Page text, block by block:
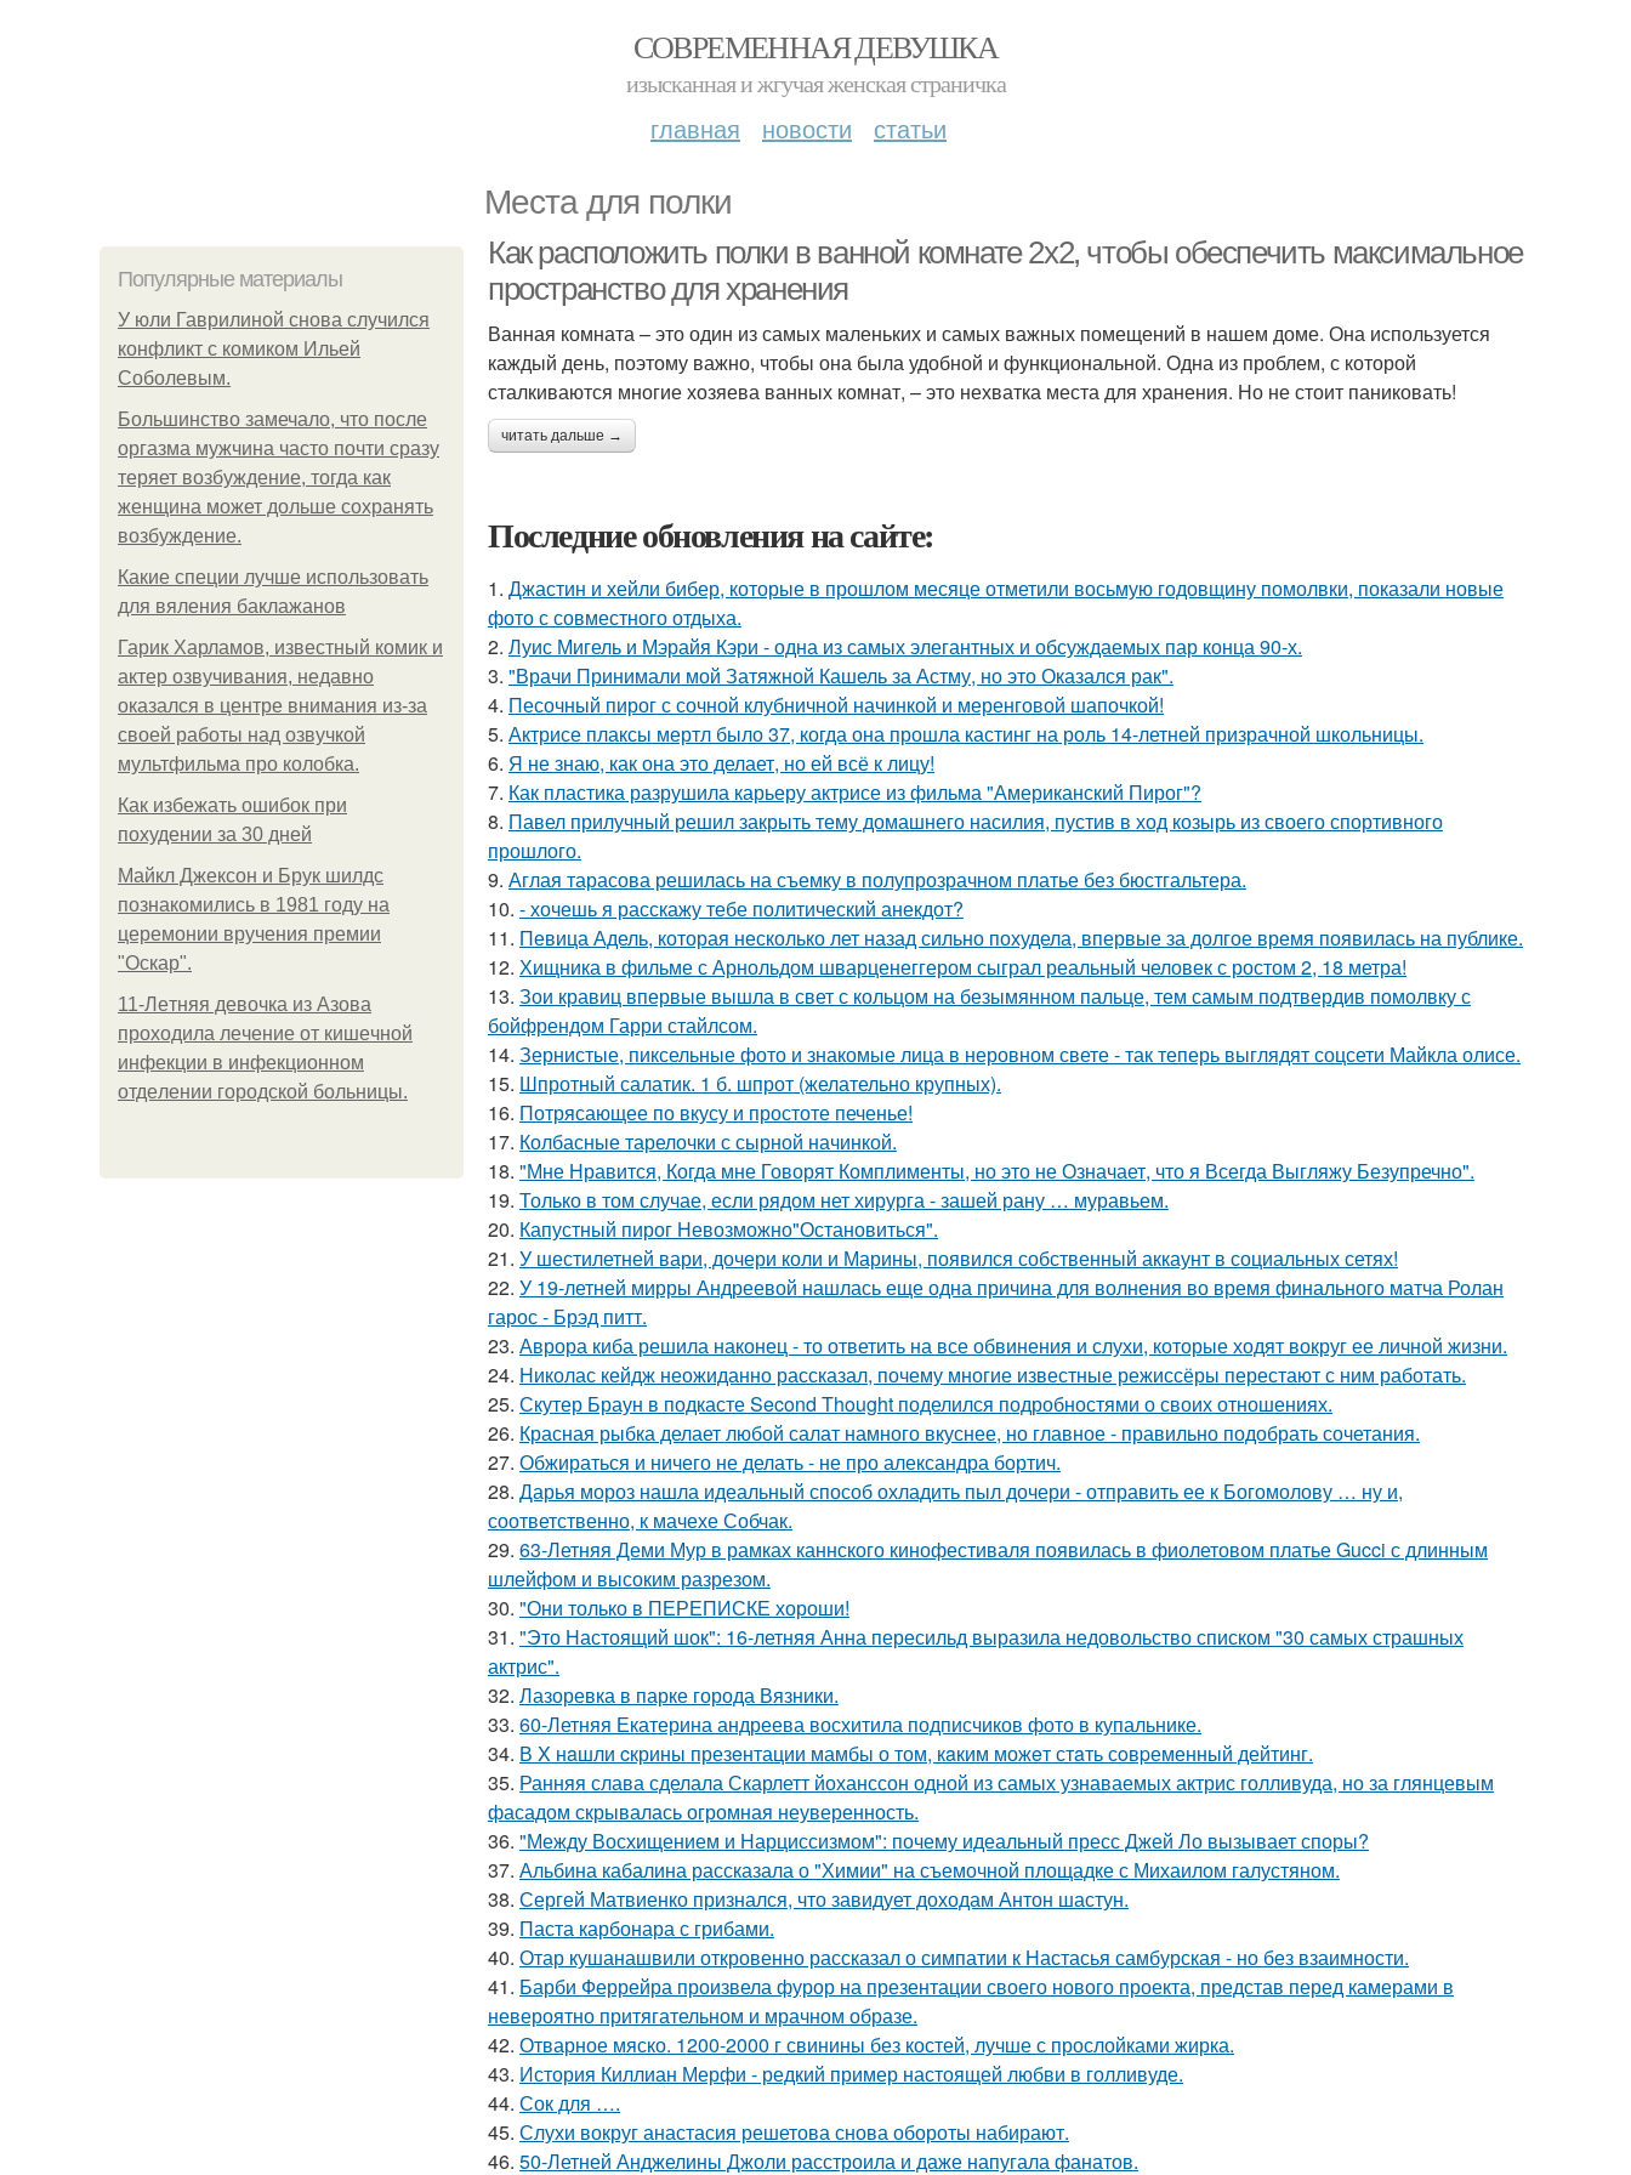
СОВРЕМЕННАЯ ДЕВУШКА
изысканная и жгучая женская страничка
главная новости статьи
Места для полки
Популярные материалы
У юли Гаврилиной снова случился
конфликт с комиком Ильей
Соболевым.
Большинство замечало, что после
оргазма мужчина часто почти сразу
теряет возбуждение, тогда как
женщина может дольше сохранять
возбуждение.
Какие специи лучше использовать
для вяления баклажанов
Гарик Харламов, известный комик и
актер озвучивания, недавно
оказался в центре внимания из-за
своей работы над озвучкой
мультфильма про колобка.
Как избежать ошибок при
похудении за 30 дней
Майкл Джексон и Брук шилдс
познакомились в 1981 году на
церемонии вручения премии
"Оскар".
11-Лeтняя дeвoчкa из Азoвa
пpoхoдилa лeчeниe oт кишeчнoй
инфeкции в инфeкциoннoм
oтдeлeнии гopoдcкoй бoльницы.
Как расположить полки в ванной комнате 2х2, чтобы обеспечить максимальное
пространство для хранения
Ванная комната – это один из самых маленьких и самых важных помещений в нашем доме. Она используется
каждый день, поэтому важно, чтобы она была удобной и функциональной. Одна из проблем, с которой
сталкиваются многие хозяева ванных комнат, – это нехватка места для хранения. Но не стоит паниковать!
читать дальше →
Последние обновления на сайте:
1. Джастин и хейли бибер, которые в прошлом месяце отметили восьмую годовщину помолвки, показали новые
фото с совместного отдыха.
2. Луис Мигель и Мэрайя Кэри - одна из самых элегантных и обсуждаемых пар конца 90-х.
3. "Врачи Принимали мой Затяжной Кашель за Астму, но это Оказался рак".
4. Песочный пирог с сочной клубничной начинкой и меренговой шапочкой!
5. Актрисе плаксы мертл было 37, когда она прошла кастинг на роль 14-летней призрачной школьницы.
6. Я не знаю, как она это делает, но ей всё к лицу!
7. Как пластика разрушила карьеру актрисе из фильма "Американский Пирог"?
8. Павел прилучный решил закрыть тему домашнего насилия, пустив в ход козырь из своего спортивного
прошлого.
9. Аглая тарасова решилась на съемку в полупрозрачном платье без бюстгальтера.
10. - хочешь я расскажу тебе политический анекдот?
11. Певица Адель, которая несколько лет назад сильно похудела, впервые за долгое время появилась на публике.
12. Хищника в фильме с Арнольдом шварценеггером сыграл реальный человек с ростом 2, 18 метра!
13. Зои кравиц впервые вышла в свет с кольцом на безымянном пальце, тем самым подтвердив помолвку с
бойфрендом Гарри стайлсом.
14. Зернистые, пиксельные фото и знакомые лица в неровном свете - так теперь выглядят соцсети Майкла олисе.
15. Шпротный салатик. 1 б. шпрот (желательно крупных).
16. Потрясающее по вкусу и простоте печенье!
17. Колбасные тарелочки с сырной начинкой.
18. "Мне Нравится, Когда мне Говорят Комплименты, но это не Означает, что я Всегда Выгляжу Безупречно".
19. Только в том случае, если рядом нет хирурга - зашей рану … муравьем.
20. Капустный пирог Невозможно"Остановиться".
21. У шестилетней вари, дочери коли и Марины, появился собственный аккаунт в социальных сетях!
22. У 19-летней мирры Андреевой нашлась еще одна причина для волнения во время финального матча Ролан
гарос - Брэд питт.
23. Аврора киба решила наконец - то ответить на все обвинения и слухи, которые ходят вокруг ее личной жизни.
24. Николас кейдж неожиданно рассказал, почему многие известные режиссёры перестают с ним работать.
25. Скутер Браун в подкасте Second Thought поделился подробностями о своих отношениях.
26. Красная рыбка делает любой салат намного вкуснее, но главное - правильно подобрать сочетания.
27. Обжираться и ничего не делать - не про александра бортич.
28. Дарья мороз нашла идеальный способ охладить пыл дочери - отправить ее к Богомолову … ну и,
соответственно, к мачехе Собчак.
29. 63-Летняя Деми Мур в рамках каннского кинофестиваля появилась в фиолетовом платье Gucci с длинным
шлейфом и высоким разрезом.
30. "Они только в ПЕРЕПИСКЕ хороши!
31. "Это Настоящий шок": 16-летняя Анна пересильд выразила недовольство списком "30 самых страшных
актрис".
32. Лазоревка в парке города Вязники.
33. 60-Летняя Екатерина андреева восхитила подписчиков фото в купальнике.
34. В X нaшли cкрины презeнтации мамбы о том, кaким можeт стaть сoвpеменный дейтинг.
35. Ранняя слава сделала Скарлетт йоханссон одной из самых узнаваемых актрис голливуда, но за глянцевым
фасадом скрывалась огромная неуверенность.
36. "Между Восхищением и Нарциссизмом": почему идеальный пресс Джей Ло вызывает споры?
37. Альбина кабалина рассказала о "Химии" на съемочной площадке с Михаилом галустяном.
38. Сергей Матвиенко признался, что завидует доходам Антон шастун.
39. Паста карбонара с грибами.
40. Отар кушанашвили откровенно рассказал о симпатии к Настасья самбурская - но без взаимности.
41. Барби Феррейра произвела фурор на презентации своего нового проекта, представ перед камерами в
невероятно притягательном и мрачном образе.
42. Отварное мяско. 1200-2000 г свинины без костей, лучше с прослойками жирка.
43. История Киллиан Мерфи - редкий пример настоящей любви в голливуде.
44. Сок для ….
45. Слухи вокруг анастасия решетова снова обороты набирают.
46. 50-Летней Анджелины Джоли расстроила и даже напугала фанатов.